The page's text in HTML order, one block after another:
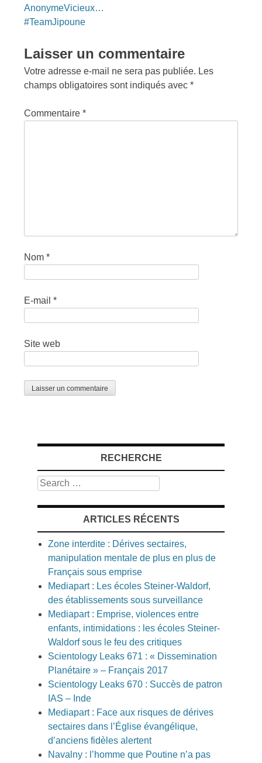
AnonymeVicieux…
#TeamJipoune
Laisser un commentaire
Votre adresse e-mail ne sera pas publiée. Les
champs obligatoires sont indiqués avec*
Commentaire*
Nom*
E-mail*
Site web
RECHERCHE
Search
ARTICLES RÉCENTS
Zone interdite : Dérives sectaires,
manipulation mentale de plus en plus de
Français sous emprise
Mediapart : Les écoles Steiner-Waldorf,
des établissements sous surveillance
Mediapart : Emprise, violences entre
enfants, intimidations : les écoles Steiner-
Waldorf sous le feu des critiques
Scientology Leaks 671 : « Dissemination
Planétaire » – Français 2017
Scientology Leaks 670 : Succès de patron
IAS – Inde
Mediapart : Face aux risques de dérives
sectaires dans l’Église évangélique,
d’anciens fidèles alertent
Navalny : l’homme que Poutine n’a pas